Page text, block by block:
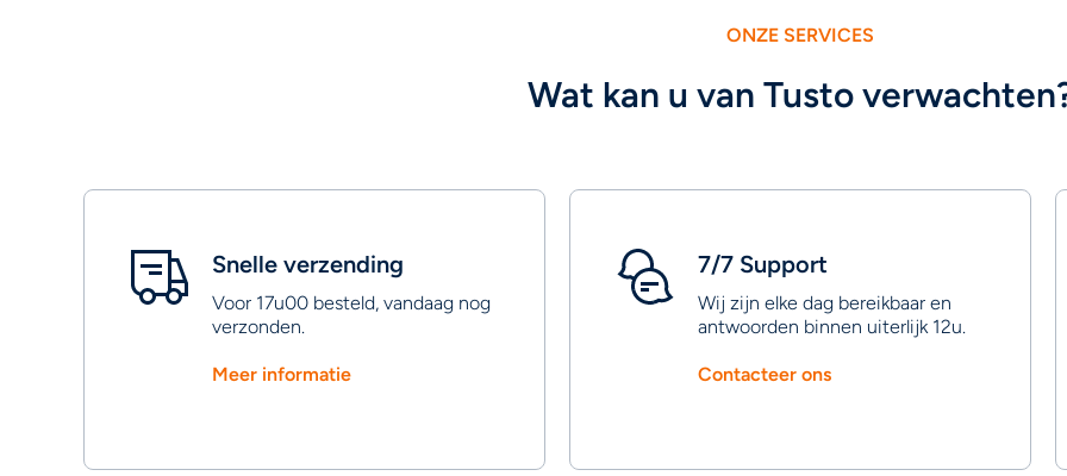
ONZE SERVICES
Wat kan u van Tusto
Snelle verzending
Voor 17u00 besteld, vandaag nog
verzonden.
Meer informatie
7/7 Support
Wij zijn elke dag bereikbaar en
antwoorden binnen uiterlijk 12u.
Contacteer ons